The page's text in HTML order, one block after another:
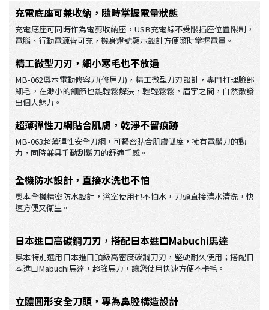
充電底座可兼收納，隨時掌握電量狀態
充電底座可同時作為電剪收納座，USB充電線不受限插座位置限制，
電腦、行動電源皆可充，機身燈號顯示設計方便隨時掌握電量。
精工微型刀刃，細小寒毛也不放過
MB-062奧本電動修容刀(修眉刀)，精工微型刀刃設計，專門打理臉部
細毛，在渺小的細節也能輕鬆解決，輕輕鬆鬆，眉宇之間，自然散發
出個人魅力。
超薄彈性刀網貼合肌膚，乾淨不留痕跡
MB-063超薄彈性安全刀網，可緊密貼合肌膚弧度，擁有電鬍刀的動
力，同時兼具手動刮鬍刀的舒適手感。
全機防水設計，直接水洗也不怕
奧本全機精密防水設計，浴室使用也不怕水，刀頭直接清水清洗，快
速方便又衛生。
日本進口高碳鋼刀刃，搭配日本進口Mabuchi馬達
奧本特別選用日本進口頂級高密度碳鋼刀刃，堅硬耐久使用；搭配日
本進口Mabuchi馬達，超強馬力，讓您使用快速方便不卡毛。
立體圓形安全刀頭，專為鼻腔構造設計